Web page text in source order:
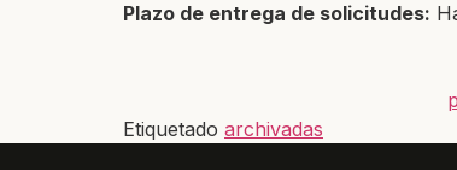
Plazo de entrega de solicitudes:
Etiquetado archivadas